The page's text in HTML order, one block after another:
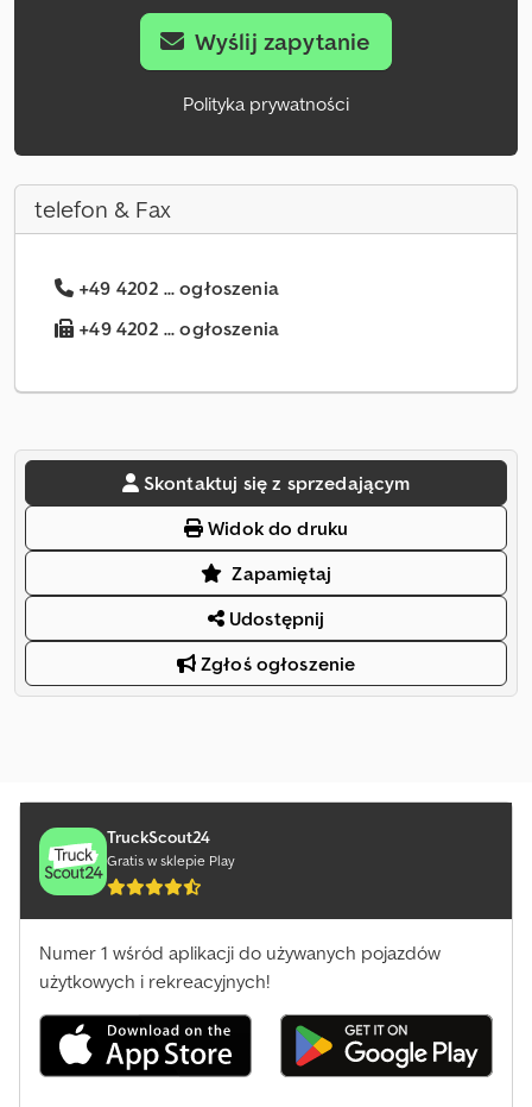
Wyślij zapytanie
Polityka prywatności
telefon & Fax
+49 4202 ... ogłoszenia
+49 4202 ... ogłoszenia
Skontaktuj się z sprzedającym
Widok do druku
Zapamiętaj
Udostępnij
Zgłoś ogłoszenie
TruckScout24
Gratis w sklepie Play
Numer 1 wśród aplikacji do używanych pojazdów
użytkowych i rekreacyjnych!